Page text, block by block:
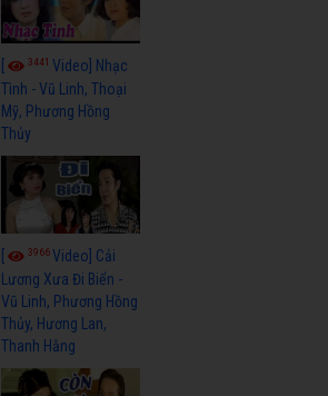
3441Video] Nhạc
Tình - Vũ Linh, Thoại
Mỹ, Phương Hồng
Thủy
3966Video] Cải
Lương Xưa Đi Biển -
Vũ Linh, Phương Hồng
Thủy, Hương Lan,
Thanh Hằng